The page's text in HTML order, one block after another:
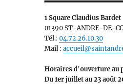
1 Square Claudius Bardet
01390 ST-ANDRE-DE-
Tél.:04.72.26.10.30
Mail :
Horaires d'ouverture au
Du 1er juillet au 23 août